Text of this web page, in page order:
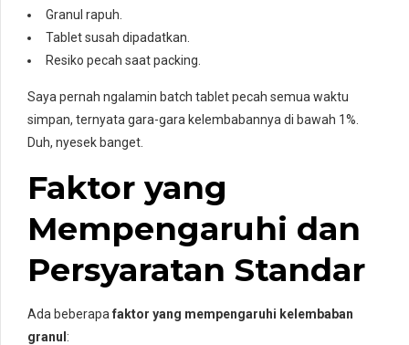
Granul rapuh.
Tablet susah dipadatkan.
Resiko pecah saat packing.
Saya pernah ngalamin batch tablet pecah semua waktu
simpan, ternyata gara-gara kelembabannya di bawah 1%.
Duh, nyesek banget.
Faktor yang
Mempengaruhi dan
Persyaratan Standar
Ada beberapa faktor yang mempengaruhi kelembaban
granul :